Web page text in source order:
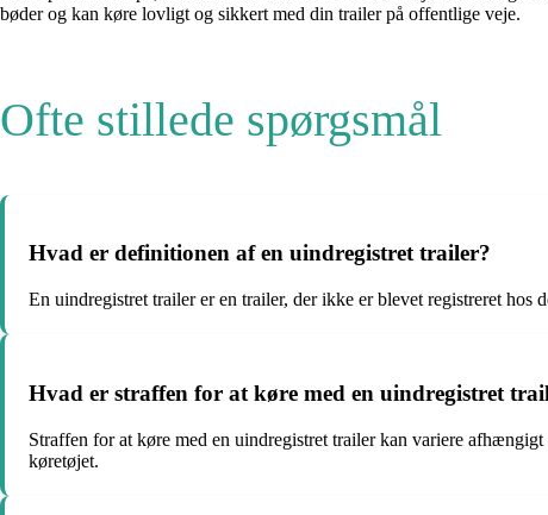
bøder og kan køre lovligt og sikkert med din trailer på offentlige veje.
Ofte stillede spørgsmål
Hvad er definitionen af en uindregistret trailer?
En uindregistret trailer er en trailer, der ikke er blevet registreret
Hvad er straffen for at køre med en uindregistret
Straffen for at køre med en uindregistret trailer kan variere
køretøjet.